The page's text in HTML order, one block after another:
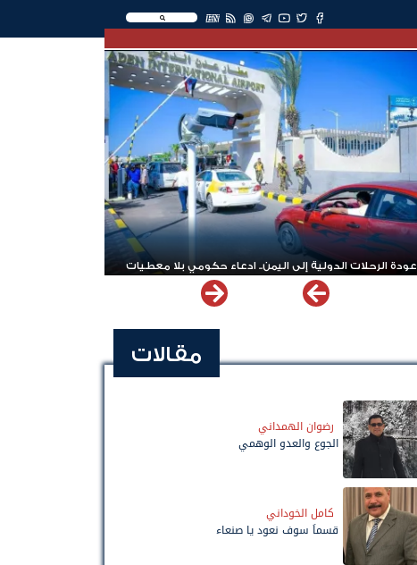
EN
عودة الرحلات الدولية إلى اليمن.. ادعاء حكومي بلا معطيات
مقالات
رضوان الهمداني
الجوع والعدو الوهمي
كامل الخوداني
قسماً سوف نعود يا صنعاء